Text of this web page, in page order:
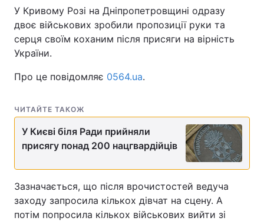
У Кривому Розі на Дніпропетровщині одразу
двоє військових зробили пропозиції руки та
серця своїм коханим після присяги на вірність
України.
Про це повідомляє 0564.ua.
ЧИТАЙТЕ ТАКОЖ
У Києві біля Ради прийняли
присягу понад 200 нацгвардійців
Зазначається, що після врочистостей ведуча
заходу запросила кількох дівчат на сцену. А
потім попросила кількох військових вийти зі